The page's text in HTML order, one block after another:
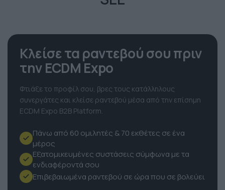
SEE
Κλείσε τα ραντεβού σου πριν
την ECDM Expo
Φτιάξε το προφίλ σου, βρες τους κατάλληλους
συνεργάτες και κλείσε ραντεβού μέσα από την επίσημη
Πάνω από 60 ομιλητές & 70 εκθέτες σε ένα
μέρος
Εξατομικευμένες συστάσεις σύμφωνα με τα
ενδιαφέροντά σου